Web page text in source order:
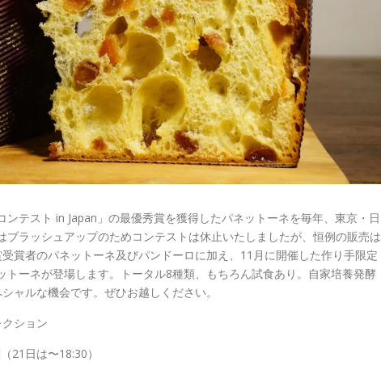
テスト in Japan」の最優秀賞を獲得したパネットーネを毎年、東京・日
ラッシュアップのためコンテストは休止いたしましたが、恒例の販売は
賞者のパネットーネ及びパンドーロに加え、11月に開催した作り手限定
ーネが登場します。トータル8種類、もちろん試食あり。自家培養発酵
ャルな機会です。ぜひお越しください。
ション
21日は〜18:30）